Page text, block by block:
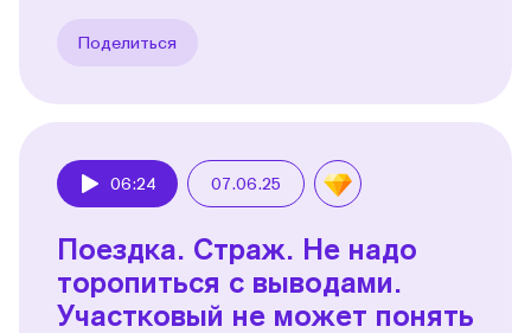
Поделиться
06:24 07.06.25
Поездка. Страж. Не надо
торопиться с выводами.
Участковый не может понять